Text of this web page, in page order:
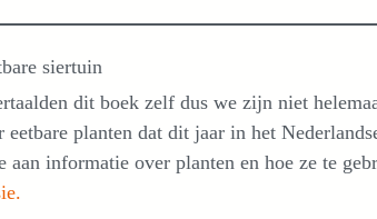
siertuin
dit boek zelf dus we zijn niet
eetbare planten dat dit jaar in het
aan informatie over planten en hoe ze te